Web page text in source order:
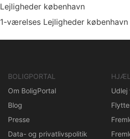
Lejligheder københavn
1-værelses Lejligheder københavn
BOLIGPORTAL
Om BoligPortal
Blog
Presse
Data- og privatlivspolitik